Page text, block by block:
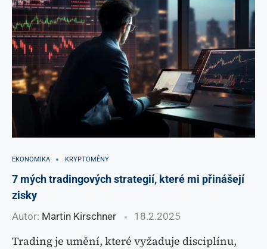
EKONOMIKA KRYPTOMĚNY
7 mých tradingových strategií, které mi přinášejí
zisky
Autor: Martin Kirschner 18.2.2025
Trading je umění, které vyžaduje disciplínu,